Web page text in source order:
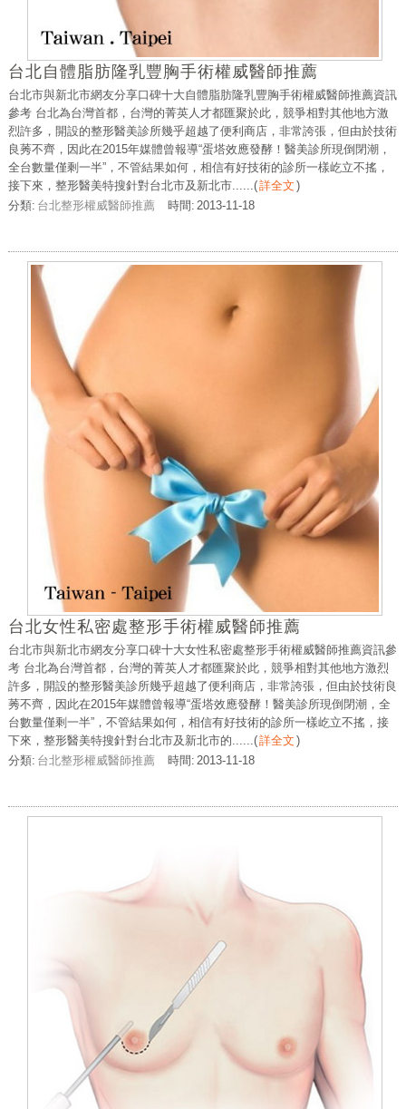
台北自體脂肪隆乳豐胸手術權威醫師推薦
台北市與新北市網友分享口碑十大自體脂肪隆乳豐胸手術權威醫師推薦資訊
參考 台北為台灣首都，台灣的菁英人才都匯聚於此，競爭相對其他地方激
烈許多，開設的整形醫美診所幾乎超越了便利商店，非常誇張，但由於技術
良莠不齊，因此在2015年媒體曾報導“蛋塔效應發酵！醫美診所現倒閉潮，
全台數量僅剩一半”，不管結果如何，相信有好技術的診所一樣屹立不搖，
接下來，整形醫美特搜針對台北市及新北市......(詳全文 )
分類: 台北整形權威醫師推薦 時間: 2013-11-18
台北女性私密處整形手術權威醫師推薦
台北市與新北市網友分享口碑十大女性私密處整形手術權威醫師推薦資訊參
考 台北為台灣首都，台灣的菁英人才都匯聚於此，競爭相對其他地方激烈
許多，開設的整形醫美診所幾乎超越了便利商店，非常誇張，但由於技術良
莠不齊，因此在2015年媒體曾報導“蛋塔效應發酵！醫美診所現倒閉潮，全
台數量僅剩一半”，不管結果如何，相信有好技術的診所一樣屹立不搖，接
下來，整形醫美特搜針對台北市及新北市的......(詳全文 )
分類: 台北整形權威醫師推薦 時間: 2013-11-18